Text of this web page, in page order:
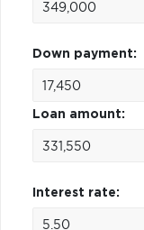
Down payment:
Loan amount:
Interest rate: